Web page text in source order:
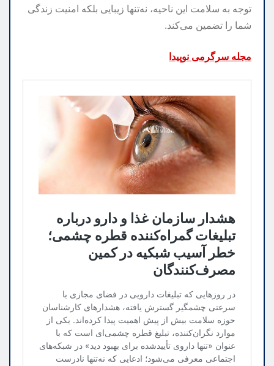
توجه به سلامت این ناحیه، نه‌تنها زیبایی بلکه امنیت زندگی
شما را تضمین می‌کند.
مجله سرگرمی نوپیدا